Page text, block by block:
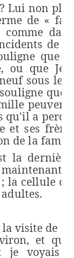
Lui non
de «
de
que
ou que
sous le
que
qu'il a
et ses
de la
la
la cellule
visite de
et qui
je voyais